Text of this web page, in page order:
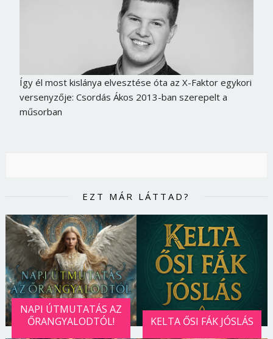
Így él most kislánya elvesztése óta az X-Faktor egykori
versenyzője: Csordás Ákos 2013-ban szerepelt a
műsorban
EZT MÁR LÁTTAD?
NAPI ÚTMUTATÁS AZ
ŐRANGYALODTÓL!
KELTA ŐSI FÁK JÓSLÁS